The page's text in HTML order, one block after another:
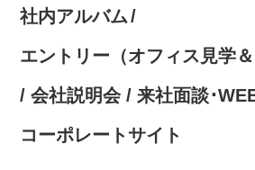
社内アルバム
エントリー（オフィス見学
/ 会社説明会 / 来社面談･
コーポレートサイト